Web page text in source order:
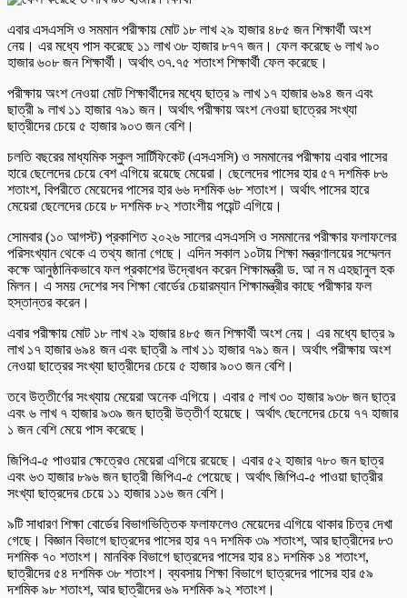
এবার এসএসসি ও সমমান পরীক্ষায় মোট ১৮ লাখ ২৯ হাজার ৪৮৫ জন শিক্ষার্থী অংশ
নেয়। এর মধ্যে পাস করেছে ১১ লাখ ৩৮ হাজার ৮৭৭ জন। ফেল করেছে ৬ লাখ ৯০
হাজার ৬০৮ জন শিক্ষার্থী। অর্থাৎ ৩৭.৭৫ শতাংশ শিক্ষার্থী ফেল করেছে।
পরীক্ষায় অংশ নেওয়া মোট শিক্ষার্থীদের মধ্যে ছাত্র ৯ লাখ ১৭ হাজার ৬৯৪ জন এবং
ছাত্রী ৯ লাখ ১১ হাজার ৭৯১ জন। অর্থাৎ পরীক্ষায় অংশ নেওয়া ছাত্রের সংখ্যা
ছাত্রীদের চেয়ে ৫ হাজার ৯০৩ জন বেশি।
চলতি বছরের মাধ্যমিক স্কুল সার্টিফিকেট (এসএসসি) ও সমমানের পরীক্ষায় এবার পাসের
হারে ছেলেদের চেয়ে বেশ এগিয়ে রয়েছে মেয়েরা। ছেলেদের পাসের হার ৫৭ দশমিক ৮৬
শতাংশ, বিপরীতে মেয়েদের পাসের হার ৬৬ দশমিক ৬৮ শতাংশ। অর্থাৎ পাসের হারে
মেয়েরা ছেলেদের চেয়ে ৮ দশমিক ৮২ শতাংশীয় পয়েন্ট এগিয়ে।
সোমবার (১০ আগস্ট) প্রকাশিত ২০২৬ সালের এসএসসি ও সমমানের পরীক্ষার ফলাফলের
পরিসংখ্যান থেকে এ তথ্য জানা গেছে। এদিন সকাল ১০টায় শিক্ষা মন্ত্রণালয়ের সম্মেলন
কক্ষে আনুষ্ঠানিকভাবে ফল প্রকাশের উদ্বোধন করেন শিক্ষামন্ত্রী ড. আ ন ম এহছানুল হক
মিলন। এ সময় দেশের সব শিক্ষা বোর্ডের চেয়ারম্যান শিক্ষামন্ত্রীর কাছে পরীক্ষার ফল
হস্তান্তর করেন।
এবার পরীক্ষায় মোট ১৮ লাখ ২৯ হাজার ৪৮৫ জন শিক্ষার্থী অংশ নেয়। এর মধ্যে ছাত্র ৯
লাখ ১৭ হাজার ৬৯৪ জন এবং ছাত্রী ৯ লাখ ১১ হাজার ৭৯১ জন। অর্থাৎ পরীক্ষায় অংশ
নেওয়া ছাত্রের সংখ্যা ছাত্রীদের চেয়ে ৫ হাজার ৯০৩ জন বেশি।
তবে উত্তীর্ণের সংখ্যায় মেয়েরা অনেক এগিয়ে। এবার ৫ লাখ ৩০ হাজার ৯৩৮ জন ছাত্র
এবং ৬ লাখ ৭ হাজার ৯৩৯ জন ছাত্রী উত্তীর্ণ হয়েছে। অর্থাৎ ছেলেদের চেয়ে ৭৭ হাজার
১ জন বেশি মেয়ে পাস করেছে।
জিপিএ-৫ পাওয়ার ক্ষেত্রেও মেয়েরা এগিয়ে রয়েছে। এবার ৫২ হাজার ৭৮০ জন ছাত্র
এবং ৬৩ হাজার ৮৯৬ জন ছাত্রী জিপিএ-৫ পেয়েছে। অর্থাৎ জিপিএ-৫ পাওয়া ছাত্রীর
সংখ্যা ছাত্রদের চেয়ে ১১ হাজার ১১৬ জন বেশি।
৯টি সাধারণ শিক্ষা বোর্ডের বিভাগভিত্তিক ফলাফলেও মেয়েদের এগিয়ে থাকার চিত্র দেখা
গেছে। বিজ্ঞান বিভাগে ছাত্রদের পাসের হার ৭৭ দশমিক ৩৯ শতাংশ, আর ছাত্রীদের ৮৩
দশমিক ৭০ শতাংশ। মানবিক বিভাগে ছাত্রদের পাসের হার ৪১ দশমিক ১৪ শতাংশ,
ছাত্রীদের ৫৪ দশমিক ৩৮ শতাংশ। ব্যবসায় শিক্ষা বিভাগে ছাত্রদের পাসের হার ৫৯
দশমিক ৯৮ শতাংশ, আর ছাত্রীদের ৬৯ দশমিক ৯২ শতাংশ।